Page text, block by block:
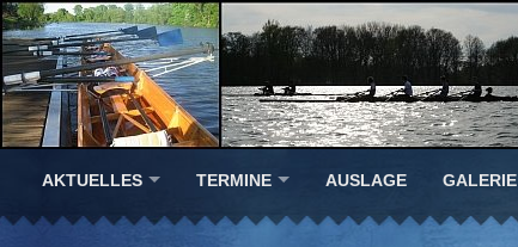
AKTUELLES TERMINE AUSLAGE GALERIE